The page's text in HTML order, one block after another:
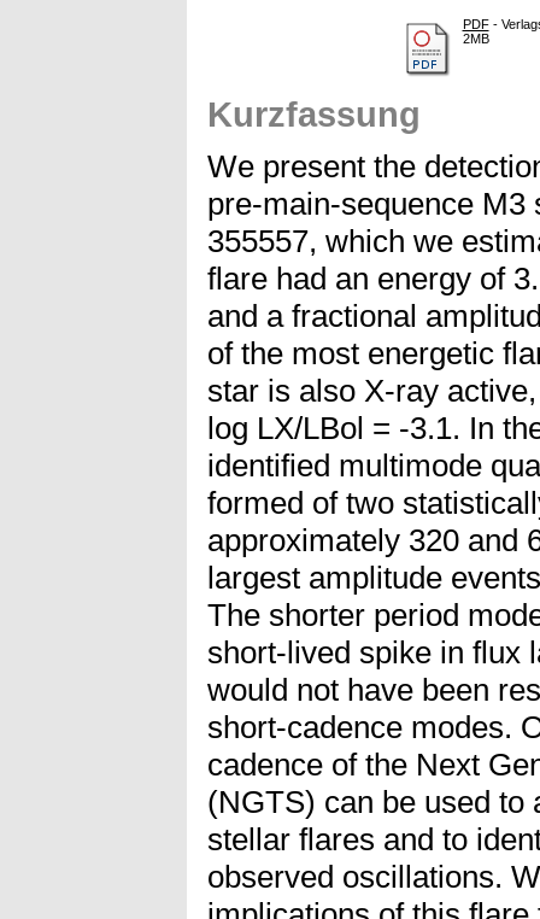
PDF-
2MB
Kurzfassung
We present the
pre-main-sequence M3
355557, which we
flare had an energy of
and a fractional
of the most energetic
star is also X-ray
log LX/LBol = -3.1. In
identified multimode
formed of two
approximately 320 and
largest amplitude
The shorter period
short-lived spike in flux
would not have been
short-cadence modes.
cadence of the Next
(NGTS) can be used to
stellar flares and to
observed oscillations.